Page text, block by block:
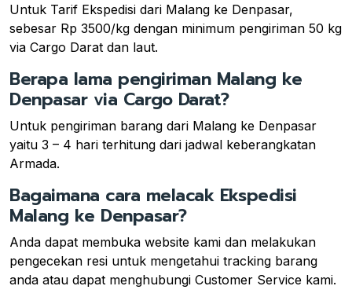
Untuk Tarif Ekspedisi dari Malang ke Denpasar,
sebesar Rp 3500/kg dengan minimum pengiriman 50 kg
via Cargo Darat dan laut.
Berapa lama pengiriman Malang ke
Denpasar via Cargo Darat?
Untuk pengiriman barang dari Malang ke Denpasar
yaitu 3 – 4 hari terhitung dari jadwal keberangkatan
Armada.
Bagaimana cara melacak Ekspedisi
Malang ke Denpasar?
Anda dapat membuka website kami dan melakukan
pengecekan resi untuk mengetahui tracking barang
anda atau dapat menghubungi Customer Service kami.